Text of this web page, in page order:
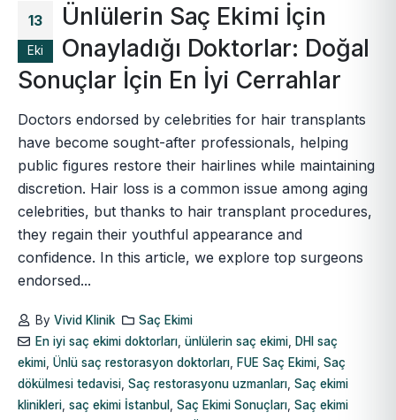
13
Eki
Ünlülerin Saç Ekimi İçin
Onayladığı Doktorlar: Doğal
Sonuçlar İçin En İyi Cerrahlar
Doctors endorsed by celebrities for hair transplants
have become sought-after professionals, helping
public figures restore their hairlines while maintaining
discretion. Hair loss is a common issue among aging
celebrities, but thanks to hair transplant procedures,
they regain their youthful appearance and
confidence. In this article, we explore top surgeons
endorsed...
By Vivid Klinik
Saç Ekimi
En iyi saç ekimi doktorları, ünlülerin saç ekimi,
DHI saç
ekimi Ünlü saç restorasyon doktorları FUE Saç Ekimi Saç
dökülmesi tedavisi Saç restorasyonu uzmanları Saç ekimi
klinikleri saç ekimi İstanbul Saç Ekimi Sonuçları Saç ekimi